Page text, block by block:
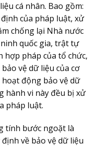
cá nhân. Bao gồm:
của pháp luật, xử
chống lại Nhà nước
quốc gia, trật tự
hợp pháp của tổ chức,
vệ dữ liệu của cơ
động bảo vệ dữ
hành vi này đều bị xử
pháp luật.
tính bước ngoặt là
về bảo vệ dữ liệu